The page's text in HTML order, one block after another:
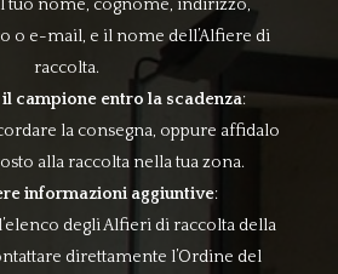
tuo nome, cognome, indirizzo,
o e-mail, e il nome dell’Alfiere di
raccolta.
il campione entro la scadenza:
la consegna, oppure affidalo
alla raccolta nella tua zona.
informazioni aggiuntive:
degli Alfieri di raccolta della
direttamente l’Ordine del